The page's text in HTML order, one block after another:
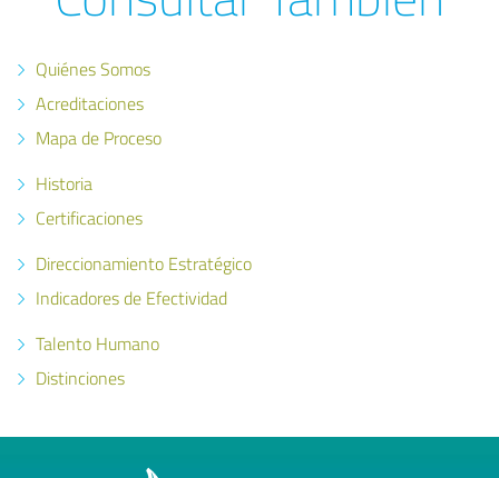
Quiénes Somos
Acreditaciones
Mapa de Proceso
Historia
Certificaciones
Direccionamiento Estratégico
Indicadores de Efectividad
Talento Humano
Distinciones